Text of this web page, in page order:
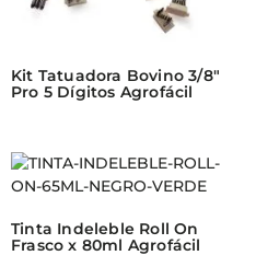
Kit Tatuadora Bovino 3/8″
Pro 5 Dígitos Agrofácil
Tinta Indeleble Roll On
Frasco x 80ml Agrofácil